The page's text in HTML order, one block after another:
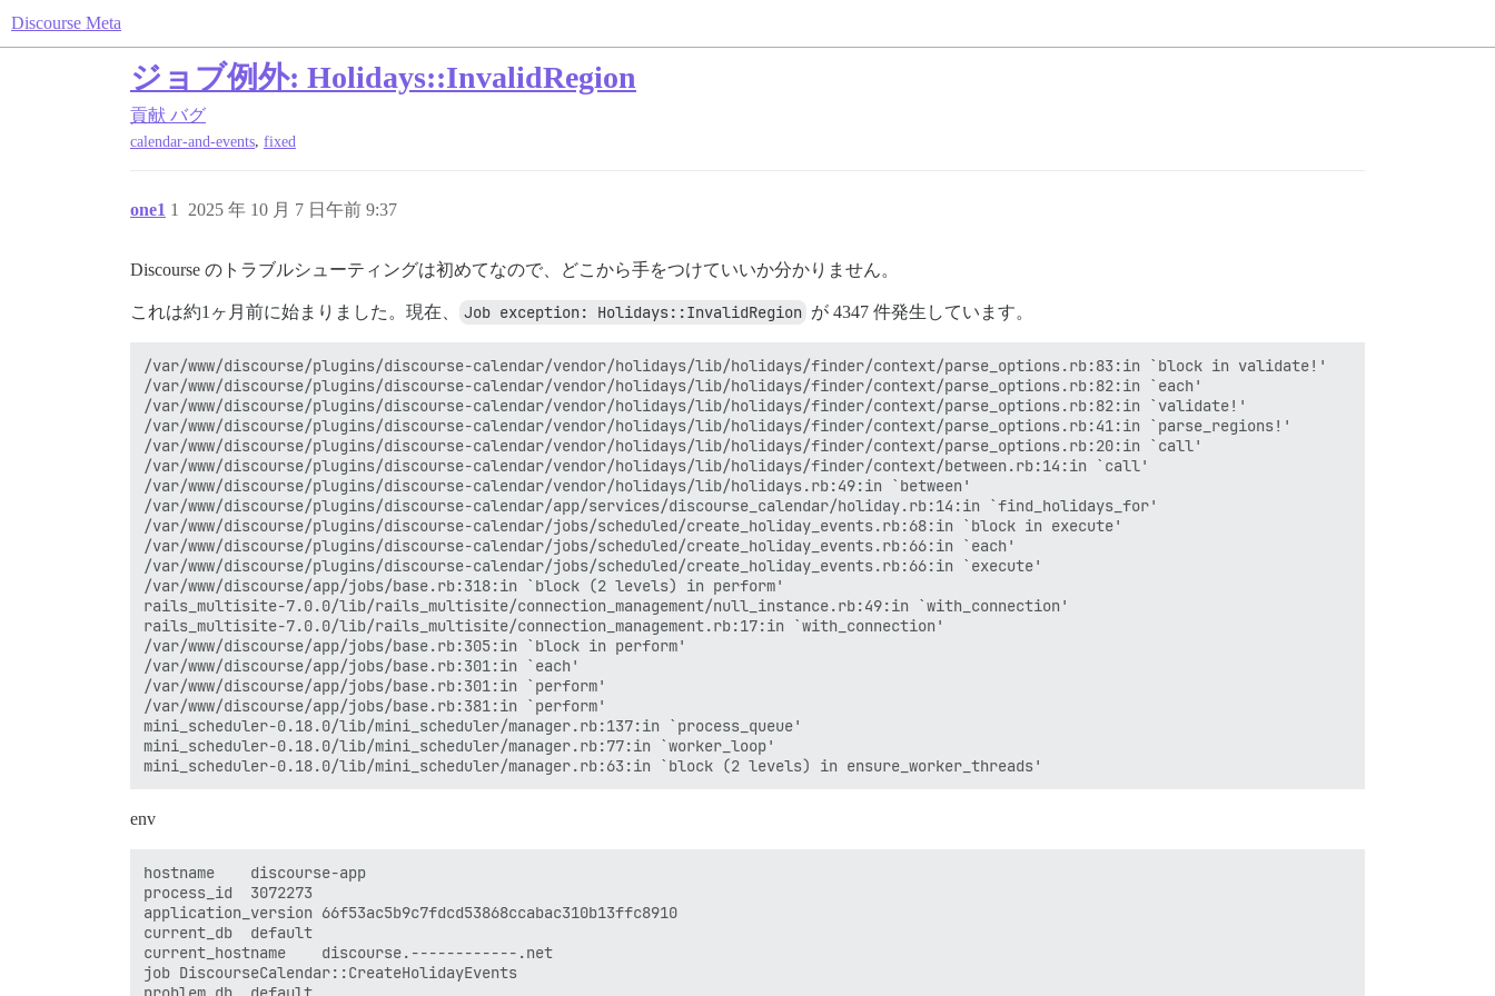
Discourse Meta
ジョブ例外: Holidays::InvalidRegion
貢献 バグ
calendar-and-events, fixed
one1 2025 年 10 月 7 日午前 9:37
1
Discourse のトラブルシューティングは初めてなので、どこから手をつけていいか分かりません。
これは約1ヶ月前に始まりました。現在、 Job exception: Holidays::InvalidRegion が 4347 件発生しています。
/var/www/discourse/plugins/discourse-calendar/vendor/holidays/lib/holidays/finder/context/parse_options.rb:83:in `block in validate!'
/var/www/discourse/plugins/discourse-calendar/vendor/holidays/lib/holidays/finder/context/parse_options.rb:82:in `each'
/var/www/discourse/plugins/discourse-calendar/vendor/holidays/lib/holidays/finder/context/parse_options.rb:82:in `validate!'
/var/www/discourse/plugins/discourse-calendar/vendor/holidays/lib/holidays/finder/context/parse_options.rb:41:in `parse_regions!'
/var/www/discourse/plugins/discourse-calendar/vendor/holidays/lib/holidays/finder/context/parse_options.rb:20:in `call'
/var/www/discourse/plugins/discourse-calendar/vendor/holidays/lib/holidays/finder/context/between.rb:14:in `call'
/var/www/discourse/plugins/discourse-calendar/vendor/holidays/lib/holidays.rb:49:in `between'
/var/www/discourse/plugins/discourse-calendar/app/services/discourse_calendar/holiday.rb:14:in `find_holidays_for'
/var/www/discourse/plugins/discourse-calendar/jobs/scheduled/create_holiday_events.rb:68:in `block in execute'
/var/www/discourse/plugins/discourse-calendar/jobs/scheduled/create_holiday_events.rb:66:in `each'
/var/www/discourse/plugins/discourse-calendar/jobs/scheduled/create_holiday_events.rb:66:in `execute'
/var/www/discourse/app/jobs/base.rb:318:in `block (2 levels) in perform'
rails_multisite-7.0.0/lib/rails_multisite/connection_management/null_instance.rb:49:in `with_connection'
rails_multisite-7.0.0/lib/rails_multisite/connection_management.rb:17:in `with_connection'
/var/www/discourse/app/jobs/base.rb:305:in `block in perform'
/var/www/discourse/app/jobs/base.rb:301:in `each'
/var/www/discourse/app/jobs/base.rb:301:in `perform'
/var/www/discourse/app/jobs/base.rb:381:in `perform'
mini_scheduler-0.18.0/lib/mini_scheduler/manager.rb:137:in `process_queue'
mini_scheduler-0.18.0/lib/mini_scheduler/manager.rb:77:in `worker_loop'
env
hostname	discourse-app
process_id	3072273
application_version	66f53ac5b9c7fdcd53868ccabac310b13ffc8910
current_db	default
current_hostname	discourse.------------.net
job	DiscourseCalendar::CreateHolidayEvents